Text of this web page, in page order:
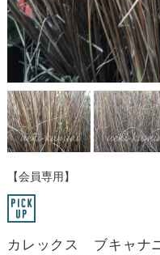
【会員専用】
カレックス ブキャ